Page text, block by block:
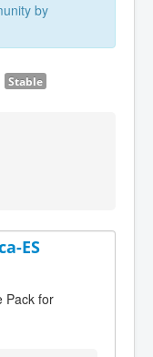
by
Stable
ES
Pack for